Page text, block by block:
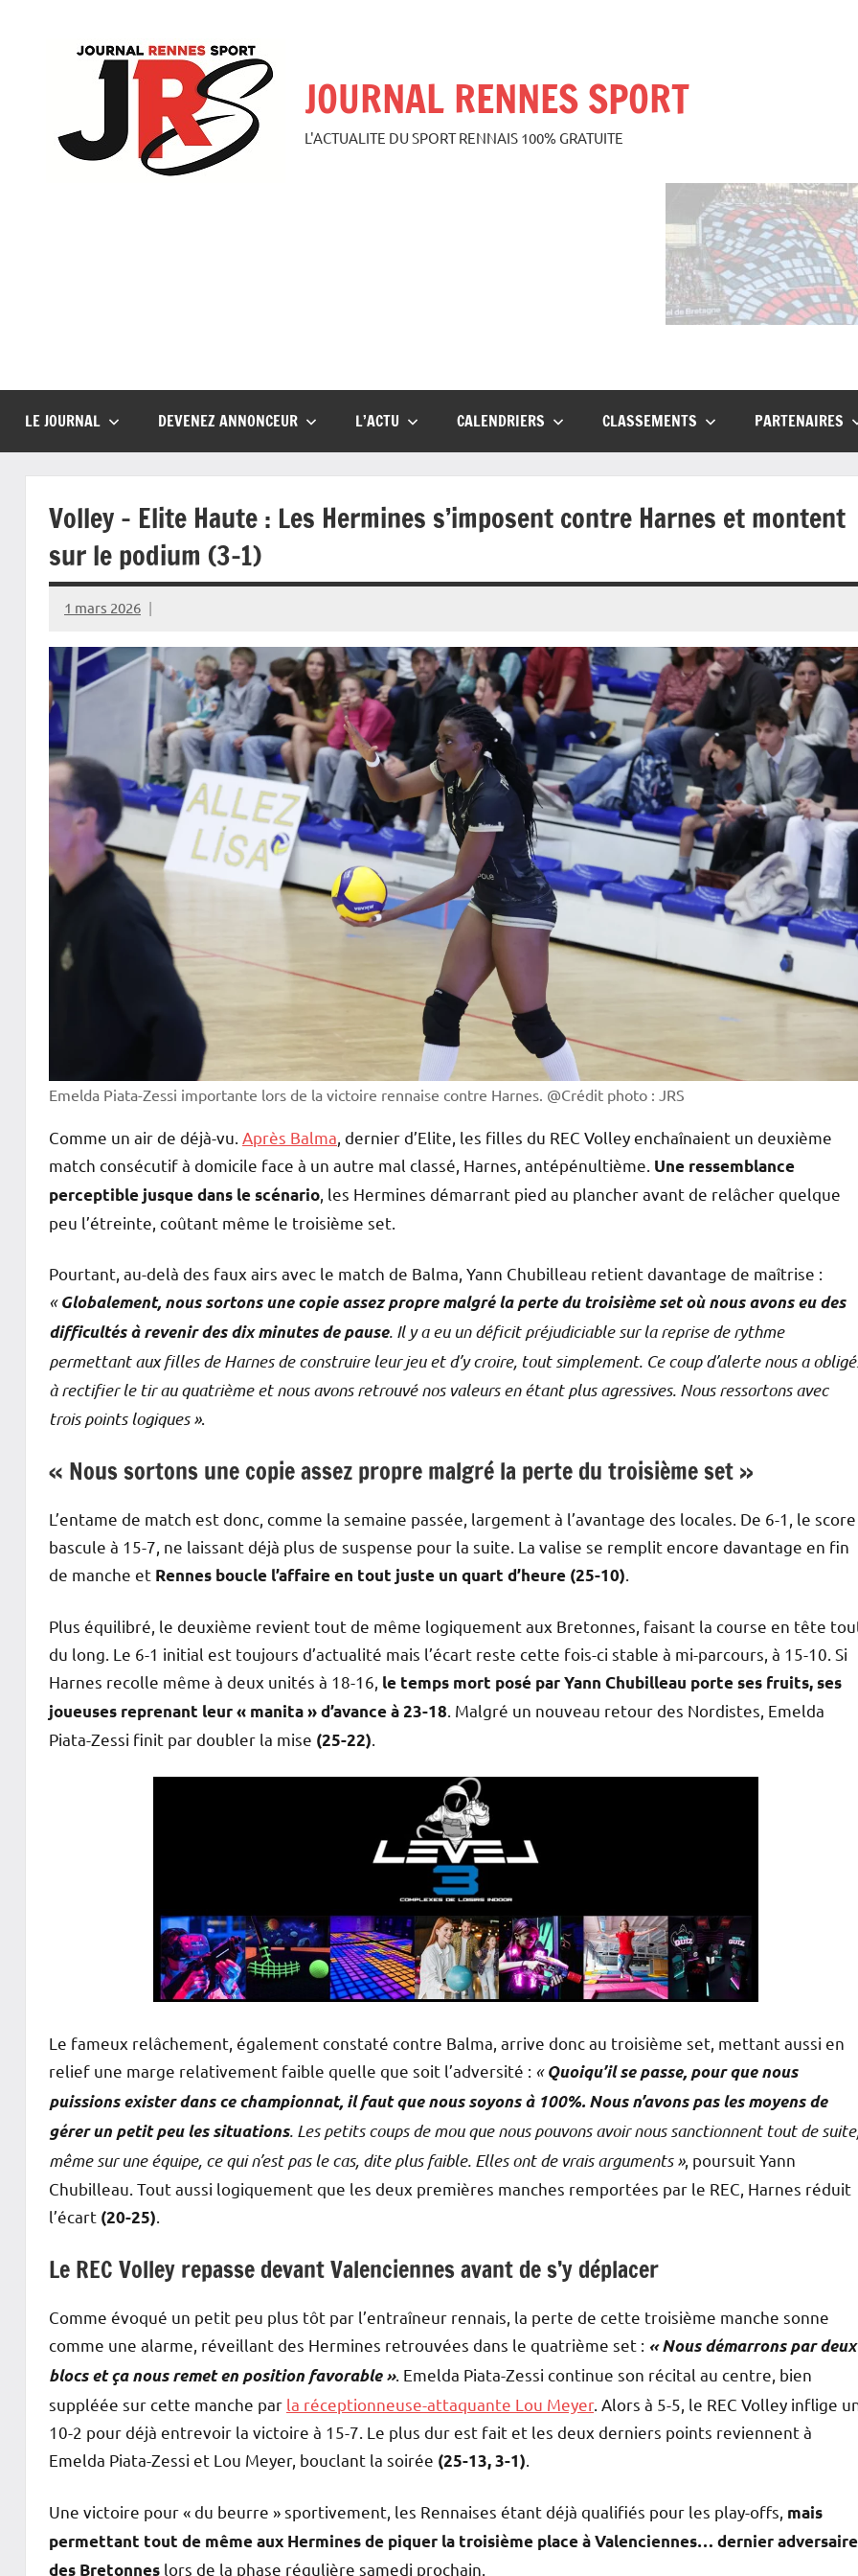
JOURNAL RENNES SPORT
L'ACTUALITE DU SPORT RENNAIS 100% GRATUITE
LE JOURNAL DEVENEZ ANNONCEUR L’ACTU CALENDRIERS CLASSEMENTS PARTENAIRES
Volley – Elite Haute : Les Hermines s’imposent contre Harnes et montent
sur le podium (3-1)
1 mars 2026
Rédaction
JRS
Emelda Piata-Zessi importante lors de la victoire rennaise contre Harnes. @Crédit photo : JRS
Comme un air de déjà-vu. Après Balma, dernier d’Elite, les filles du REC Volley enchaînaient un deuxième
match consécutif à domicile face à un autre mal classé, Harnes, antépénultième. Une ressemblance
perceptible jusque dans le scénario, les Hermines démarrant pied au plancher avant de relâcher quelque
peu l’étreinte, coûtant même le troisième set.
Pourtant, au-delà des faux airs avec le match de Balma, Yann Chubilleau retient davantage de maîtrise :
«Globalement, nous sortons une copie assez propre malgré la perte du troisième set où nous avons eu des
difficultés à revenir des dix minutes de pause. Il y a eu un déficit préjudiciable sur la reprise de rythme
permettant aux filles de Harnes de construire leur jeu et d’y croire, tout simplement. Ce coup d’alerte nous a
à rectifier le tir au quatrième et nous avons retrouvé nos valeurs en étant plus agressives. Nous ressortons avec
trois points logiques ».
« Nous sortons une copie assez propre malgré la perte du troisième set »
L’entame de match est donc, comme la semaine passée, largement à l’avantage des locales. De 6-1, le score
bascule à 15-7, ne laissant déjà plus de suspense pour la suite. La valise se remplit encore davantage en fin
de manche et Rennes boucle l’affaire en tout juste un quart d’heure (25-10).
Plus équilibré, le deuxième revient tout de même logiquement aux Bretonnes, faisant la course en tête
du long. Le 6-1 initial est toujours d’actualité mais l’écart reste cette fois-ci stable à mi-parcours, à 15-10. Si
Harnes recolle même à deux unités à 18-16, le temps mort posé par Yann Chubilleau porte ses fruits, ses
joueuses reprenant leur « manita » d’avance à 23-18. Malgré un nouveau retour des Nordistes, Emelda
Piata-Zessi finit par doubler la mise (25-22).
Le fameux relâchement, également constaté contre Balma, arrive donc au troisième set, mettant aussi en
relief une marge relativement faible quelle que soit l’adversité : «Quoiqu’il se passe, pour que nous
puissions exister dans ce championnat, il faut que nous soyons à 100%. Nous n’avons pas les moyens de
gérer un petit peu les situations. Les petits coups de mou que nous pouvons avoir nous sanctionnent tout de
même sur une équipe, ce qui n’est pas le cas, dite plus faible. Elles ont de vrais arguments », poursuit Yann
Chubilleau. Tout aussi logiquement que les deux premières manches remportées par le REC, Harnes réduit
l’écart (20-25).
Le REC Volley repasse devant Valenciennes avant de s’y déplacer
Comme évoqué un petit peu plus tôt par l’entraîneur rennais, la perte de cette troisième manche sonne
comme une alarme, réveillant des Hermines retrouvées dans le quatrième set : « Nous démarrons par deux
blocs et ça nous remet en position favorable ». Emelda Piata-Zessi continue son récital au centre, bien
suppléée sur cette manche par la réceptionneuse-attaquante Lou Meyer. Alors à 5-5, le REC Volley inflige
10-2 pour déjà entrevoir la victoire à 15-7. Le plus dur est fait et les deux derniers points reviennent à
Emelda Piata-Zessi et Lou Meyer, bouclant la soirée (25-13, 3-1).
Une victoire pour « du beurre » sportivement, les Rennaises étant déjà qualifiés pour les play-offs, mais
permettant tout de même aux Hermines de piquer la troisième place à Valenciennes… dernier adversaire
des Bretonnes lors de la phase régulière samedi prochain.